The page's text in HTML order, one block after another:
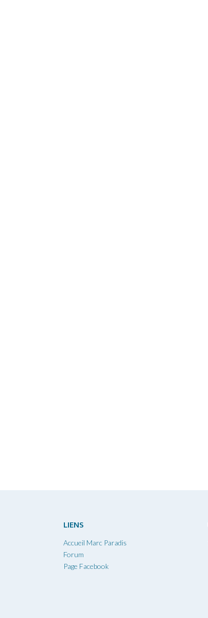
LIENS
Accueil Marc Paradis
Forum
Page Facebook